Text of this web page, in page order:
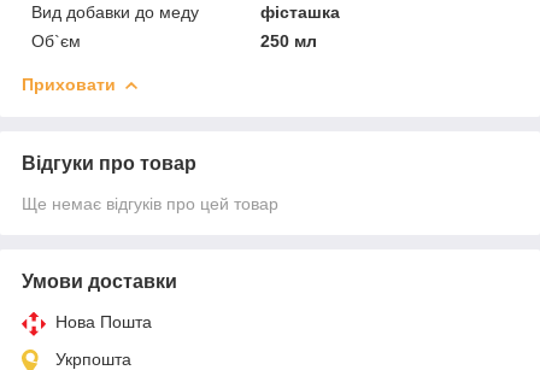
Вид добавки до меду
фісташка
Об`єм
250 мл
Приховати
Відгуки про товар
Ще немає відгуків про цей товар
Умови доставки
Нова Пошта
Укрпошта